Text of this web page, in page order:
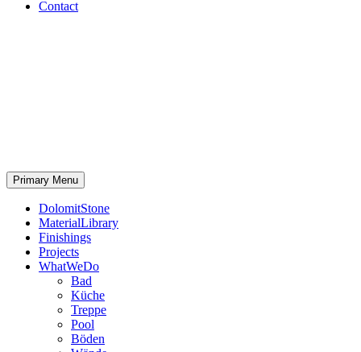
Contact
Primary Menu
DolomitStone
MaterialLibrary
Finishings
Projects
WhatWeDo
Bad
Küche
Treppe
Pool
Böden